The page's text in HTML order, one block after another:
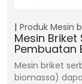
Produk Mesin
Mesin
Pembuatan
Mesin briket
biomassa)